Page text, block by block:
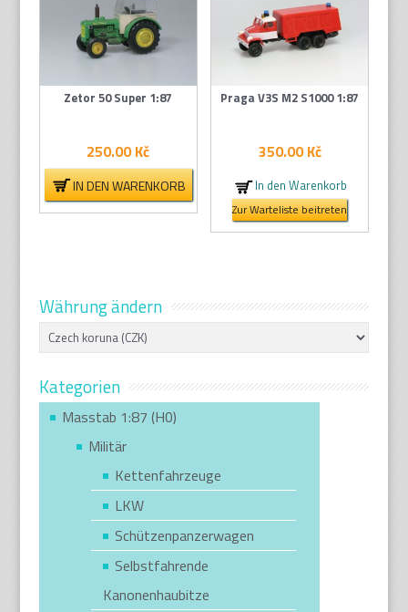
Zetor 50 Super 1:87
250.00Kč
IN DEN WARENKORB
Praga V3S M2 S1000 1:87
350.00Kč
In den Warenkorb
Zur Warteliste beitreten
Währung ändern
Kategorien
Masstab 1:87 (H0)
Militär
Kettenfahrzeuge
LKW
Schützenpanzerwagen
Selbstfahrende
Kanonenhaubitze